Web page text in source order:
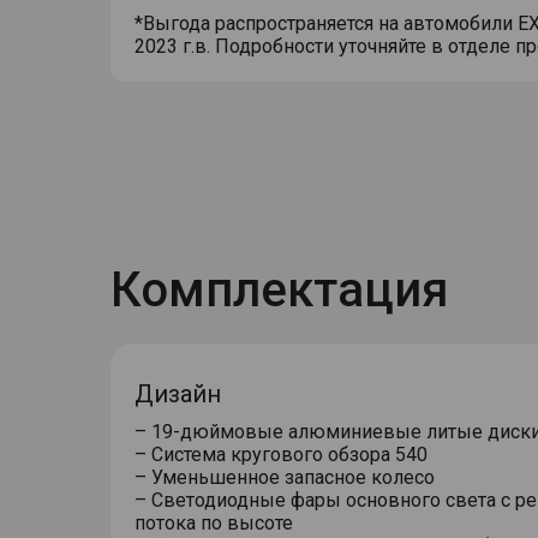
*Выгода распространяется на автомобили
2023 г.в. Подробности уточняйте в отделе
Комплектация
Дизайн
– Система кругового обзора 540
– Уменьшенное запасное колесо
– Светодиодные фары основного света c
потока по высоте